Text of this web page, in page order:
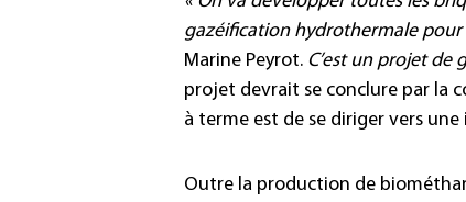
gazéification hydrothermale
Marine Peyrot. C’est un projet
projet devrait se conclure par la
à terme est de se diriger vers
Outre la production de